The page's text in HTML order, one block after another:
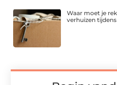
Waar moet je
verhuizen